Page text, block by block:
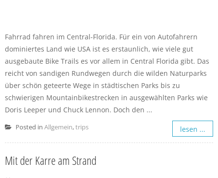
Fahrrad fahren im Central-Florida. Für ein von Autofahrern
dominiertes Land wie USA ist es erstaunlich, wie viele gut
ausgebaute Bike Trails es vor allem in Central Florida gibt. Das
reicht von sandigen Rundwegen durch die wilden Naturparks
über schön geteerte Wege in städtischen Parks bis zu
schwierigen Mountainbikestrecken in ausgewählten Parks wie
Doris Leeper und Chuck Lennon. Doch den ...
lesen ...
Posted in Allgemein,trips
Mit der Karre am Strand